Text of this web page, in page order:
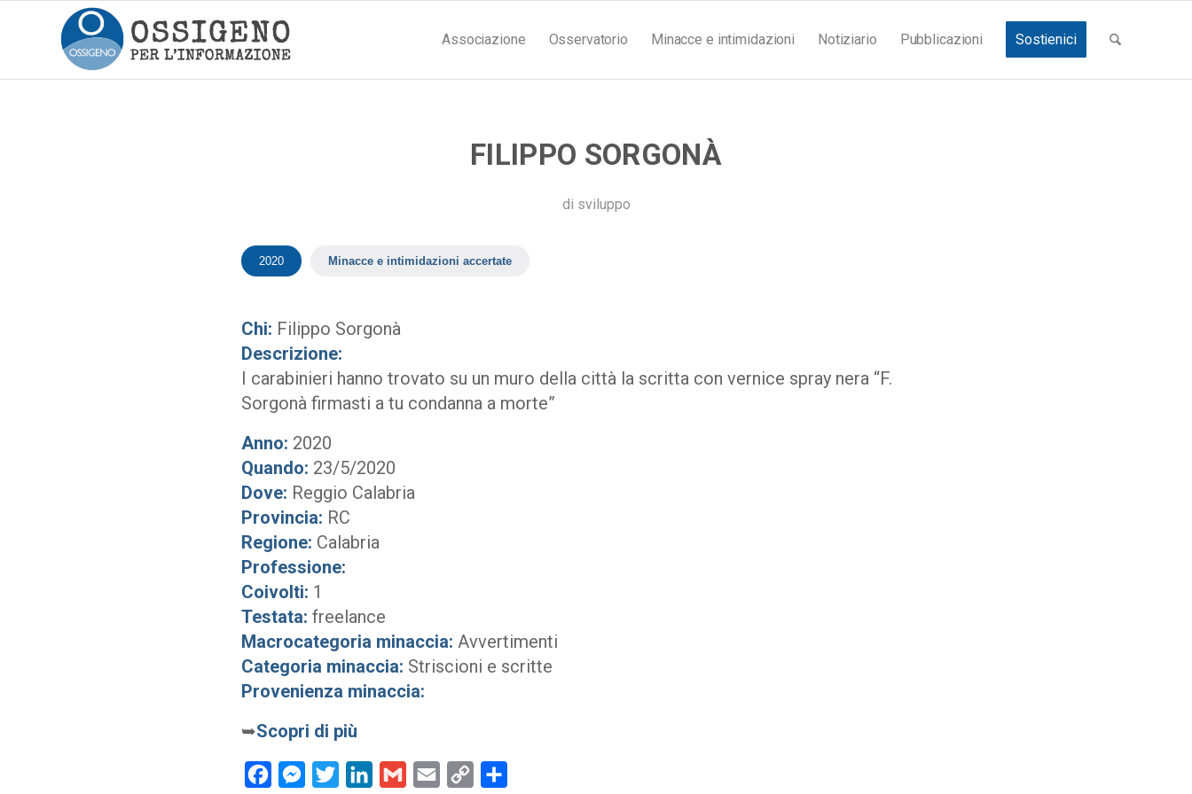
Associazione Osservatorio Minacce e intimidazioni Notiziario Pubblicazioni Sostienici
FILIPPO SORGONÀ
di sviluppo
2020 Minacce e intimidazioni accertate
Chi: Filippo Sorgonà
Descrizione:
I carabinieri hanno trovato su un muro della città la scritta con vernice spray nera “F.
Sorgonà firmasti a tu condanna a morte”
Anno: 2020
Quando: 23/5/2020
Dove: Reggio Calabria
Provincia: RC
Regione: Calabria
Professione:
Coivolti: 1
Testata: freelance
Macrocategoria minaccia: Avvertimenti
Categoria minaccia: Striscioni e scritte
Provenienza minaccia:
➥Scopri di più
FacebookMessenger
Twitter LinkedInGmail Email
Copy